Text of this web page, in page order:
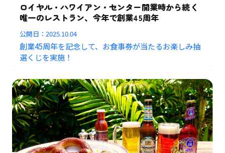
ロイヤル・ハワイアン・センター開業時から続く
唯一のレストラン、今年で創業45周年
公開日：2025.10.04
創業45周年を記念して、お食事券が当たるお楽しみ抽
選くじを実施！